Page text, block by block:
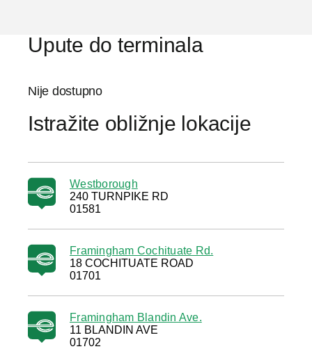
Upute do terminala
Nije dostupno
Istražite obližnje lokacije
Westborough
240 TURNPIKE RD
01581
Framingham Cochituate Rd.
18 COCHITUATE ROAD
01701
Framingham Blandin Ave.
11 BLANDIN AVE
01702